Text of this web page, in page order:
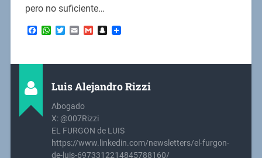
pero no suficiente…
Facebook
WhatsApp
Twitter
EmailGmailSnapchat
Luis Alejandro Rizzi
Abogado
X: @007Rizzi
EL FURGON de LUIS
https://www.linkedin.com/newsletters/el-furgon-
de-luis-6973312214845788160/